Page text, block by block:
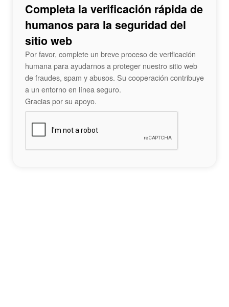
Completa la verificación rápida de
humanos para la seguridad del
sitio web
Por favor, complete un breve proceso de verificación
humana para ayudarnos a proteger nuestro sitio web
de fraudes, spam y abusos. Su cooperación contribuye
a un entorno en línea seguro.
Gracias por su apoyo.